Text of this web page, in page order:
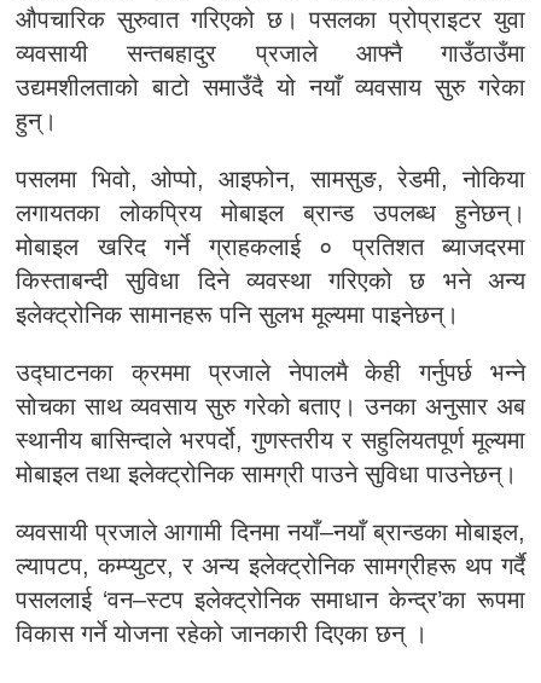
औपचारिक सुरुवात गरिएको छ। पसलका प्रोप्राइटर युवा
व्यवसायी सन्तबहादुर प्रजाले आफ्नै गाउँठाउँमा
उद्यमशीलताको बाटो समाउँदै यो नयाँ व्यवसाय सुरु गरेका
हुन्।
पसलमा भिवो, ओप्पो, आइफोन, सामसुङ, रेडमी, नोकिया
लगायतका लोकप्रिय मोबाइल ब्रान्ड उपलब्ध हुनेछन्।
मोबाइल खरिद गर्ने ग्राहकलाई ० प्रतिशत ब्याजदरमा
किस्ताबन्दी सुविधा दिने व्यवस्था गरिएको छ भने अन्य
इलेक्ट्रोनिक सामानहरू पनि सुलभ मूल्यमा पाइनेछन्।
उद्घाटनका क्रममा प्रजाले नेपालमै केही गर्नुपर्छ भन्ने
सोचका साथ व्यवसाय सुरु गरेको बताए। उनका अनुसार अब
स्थानीय बासिन्दाले भरपर्दो, गुणस्तरीय र सहुलियतपूर्ण मूल्यमा
मोबाइल तथा इलेक्ट्रोनिक सामग्री पाउने सुविधा पाउनेछन्।
व्यवसायी प्रजाले आगामी दिनमा नयाँ–नयाँ ब्रान्डका मोबाइल,
ल्यापटप, कम्प्युटर, र अन्य इलेक्ट्रोनिक सामग्रीहरू थप गर्दै
पसललाई ‘वन–स्टप इलेक्ट्रोनिक समाधान केन्द्र’का रूपमा
विकास गर्ने योजना रहेको जानकारी दिएका छन् ।